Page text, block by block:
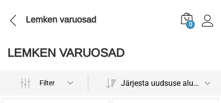
Lemken varuosad 0
LEMKEN VARUOSAD
Filter Järjesta uudsuse alusel